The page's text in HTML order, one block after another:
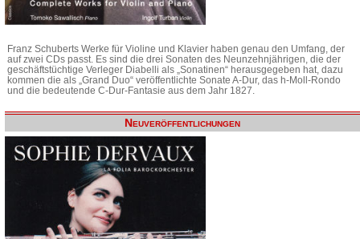
Franz Schuberts Werke für Violine und Klavier haben genau den Umfang, der
auf zwei CDs passt. Es sind die drei Sonaten des Neunzehnjährigen, die der
geschäftstüchtige Verleger Diabelli als „Sonatinen“ herausgegeben hat, dazu
kommen die als „Grand Duo“ veröffentlichte Sonate A-Dur, das h-Moll-Rondo
und die bedeutende C-Dur-Fantasie aus dem Jahr 1827.
Neuveröffentlichungen